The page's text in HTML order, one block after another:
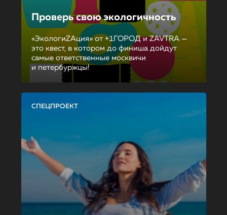
Проверь свою экологичность
«ЭкологиZAция» от +1ГОРОД и ZAVTRA —
это квест, в котором до финиша дойдут
самые ответственные москвичи
и петербуржцы!
СПЕЦПРОЕКТ